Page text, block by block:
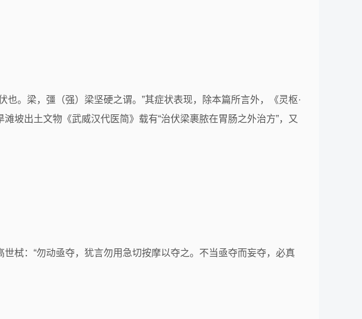
。梁，彊（强）梁坚硬之谓。”其症状表现，除本篇所言外，《灵枢·
坡出土文物《武威汉代医简》载有“治伏梁裹脓在胃肠之外治方”，又
栻：“勿动亟夺，犹言勿用急切按摩以夺之。不当亟夺而妄夺，必真